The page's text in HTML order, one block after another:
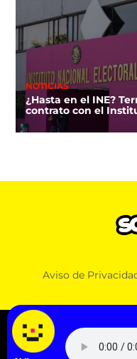
NOTICIAS
¿Hasta en el INE?
contrato con el
Aviso de
© 2026 SOPITAS.COM - MÚSICA,
MÁS!.